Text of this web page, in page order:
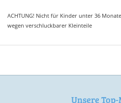
ACHTUNG! Nicht für Kinder unter 36
wegen verschluckbarer Kleinteile
Unsere